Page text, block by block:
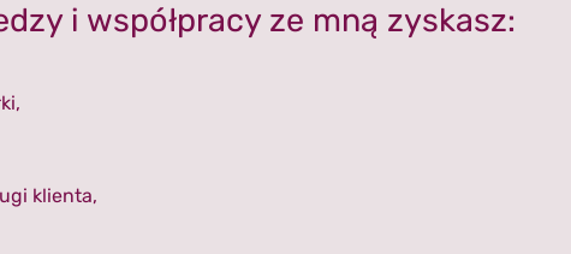
i współpracy ze mną zyskasz:
klienta,